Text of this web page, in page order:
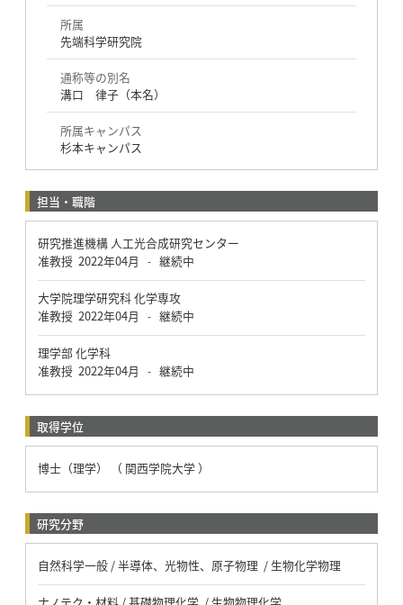
所属
先端科学研究院
通称等の別名
溝口 律子（本名）
所属キャンパス
杉本キャンパス
担当・職階
研究推進機構 人工光合成研究センター
准教授 2022年04月 - 継続中
大学院理学研究科 化学専攻
准教授 2022年04月 - 継続中
理学部 化学科
准教授 2022年04月 - 継続中
取得学位
博士（理学） （ 関西学院大学 ）
研究分野
自然科学一般 / 半導体、光物性、原子物理 / 生物化学物理